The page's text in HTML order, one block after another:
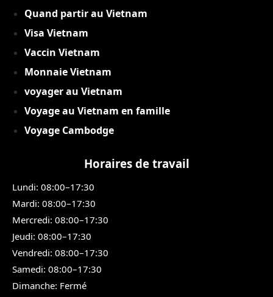
Quand partir au Vietnam
Visa Vietnam
Vaccin Vietnam
Monnaie Vietnam
voyager au Vietnam
Voyage au Vietnam en famille
Voyage Cambodge
Horaires de travail
Lundi: 08:00–17:30
Mardi: 08:00–17:30
Mercredi: 08:00–17:30
Jeudi: 08:00–17:30
Vendredi: 08:00–17:30
Samedi: 08:00–17:30
Dimanche: Fermé